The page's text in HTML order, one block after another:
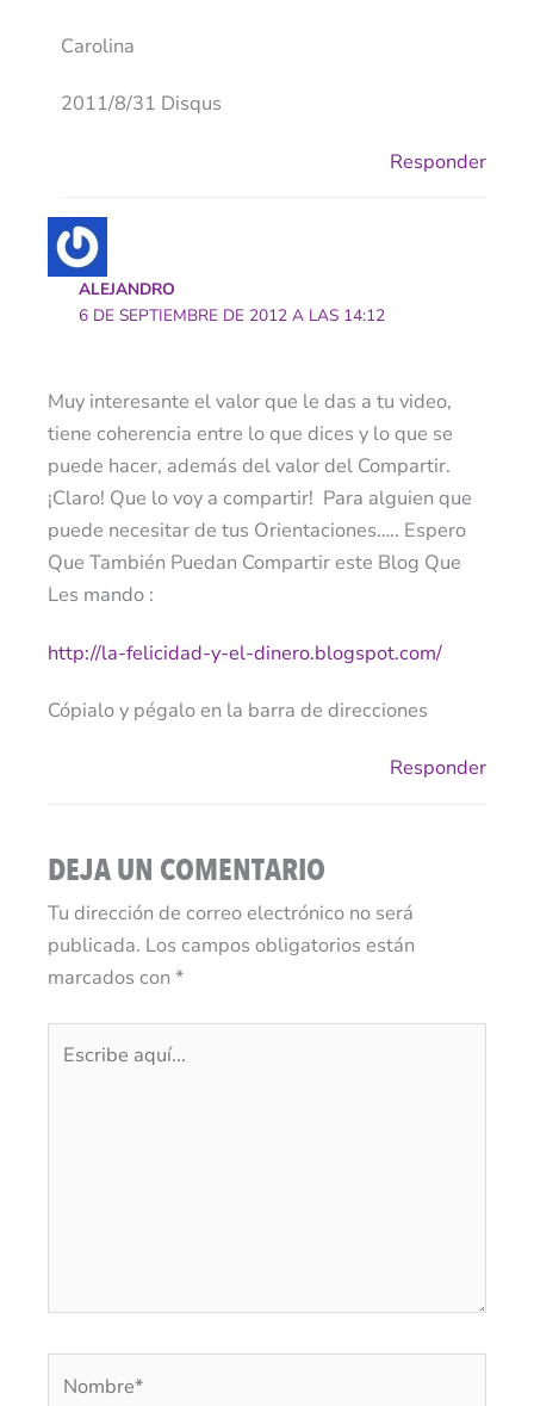
Carolina
2011/8/31 Disqus
Responder
ALEJANDRO
6 DE SEPTIEMBRE DE 2012 A LAS 14:12
Muy interesante el valor que le das a tu video,
tiene coherencia entre lo que dices y lo que se
puede hacer, además del valor del Compartir.
¡Claro! Que lo voy a compartir! Para alguien que
puede necesitar de tus Orientaciones….. Espero
Que También Puedan Compartir este Blog Que
Les mando :
http://la-felicidad-y-el-dinero.blogspot.com/
Cópialo y pégalo en la barra de direcciones
Responder
DEJA UN COMENTARIO
Tu dirección de correo electrónico no será
publicada. Los campos obligatorios están
marcados con *
aquí...